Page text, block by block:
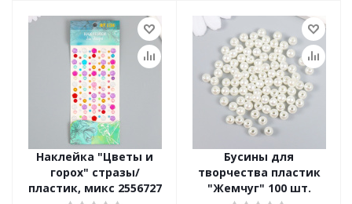
Наклейка "Цветы и
горох" стразы/
пластик, микс 2556727
Бусины для
творчества пластик
"Жемчуг" 100 шт.